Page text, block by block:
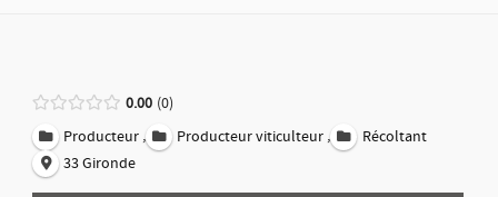
0.00 0
Producteur , Producteur viticulteur ,
Récoltant
33 Gironde